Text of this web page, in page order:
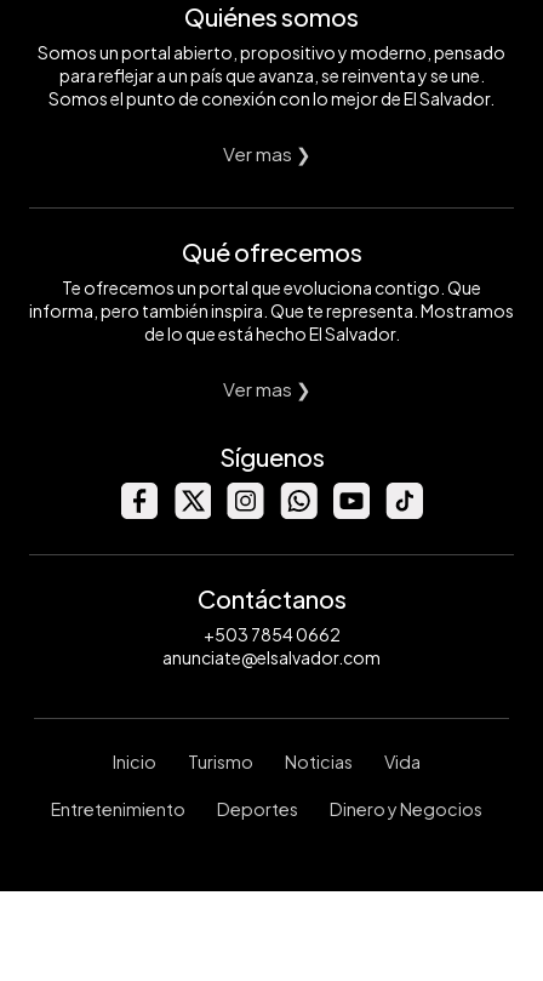
Quiénes somos
Somos un portal abierto, propositivo y moderno, pensado
para reflejar a un país que avanza, se reinventa y se une.
Somos el punto de conexión con lo mejor de El Salvador.
Ver mas ❯
Qué ofrecemos
Te ofrecemos un portal que evoluciona contigo. Que
informa, pero también inspira. Que te representa. Mostramos
de lo que está hecho El Salvador.
Ver mas ❯
Síguenos
Contáctanos
+503 7854 0662
anunciate@elsalvador.com
Inicio Turismo Noticias Vida
Entretenimiento Deportes Dinero y Negocios